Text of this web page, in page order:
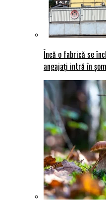
Încă o fabrică se
angajați intră în